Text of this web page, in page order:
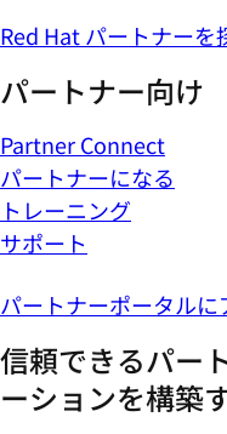
Red Hat パートナーを
パートナー向け
Partner Connect
パートナーになる
トレーニング
サポート
パートナーポータルに
信頼できるパー
ーションを構築